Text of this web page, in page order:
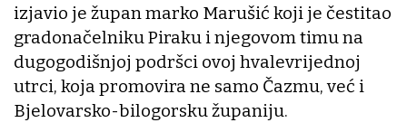
izjavio je župan marko Marušić koji je čestitao
gradonačelniku Piraku i njegovom timu na
dugogodišnjoj podršci ovoj hvalevrijednoj
utrci, koja promovira ne samo Čazmu, već i
Bjelovarsko-bilogorsku županiju.